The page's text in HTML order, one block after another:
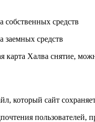
собственных средств
заемных средств
карта Халва снятие,
который сайт
пользователей,